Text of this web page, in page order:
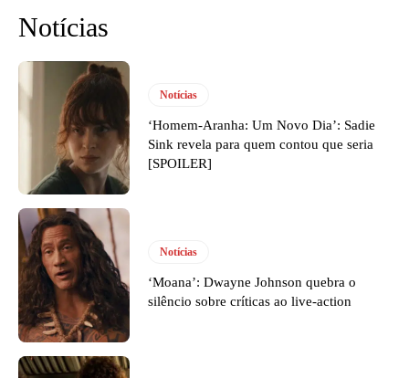
Notícias
Notícias
‘Homem-Aranha: Um Novo Dia’: Sadie
Sink revela para quem contou que seria
[SPOILER]
Notícias
‘Moana’: Dwayne Johnson quebra o
silêncio sobre críticas ao live-action